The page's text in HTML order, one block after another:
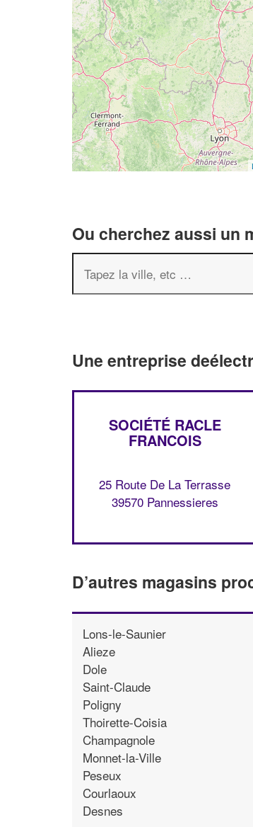
Ou cherchez aussi un
Une entreprise
SOCIÉTÉ RACLE
FRANCOIS
25 Route De La Terrasse
39570 Pannessieres
D’autres magasins
Lons-le-Saunier
Alieze
Dole
Saint-Claude
Poligny
Thoirette-Coisia
Champagnole
Monnet-la-Ville
Peseux
Courlaoux
Desnes